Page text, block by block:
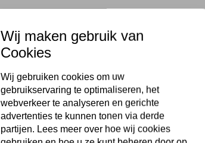
Wij maken gebruik van
Cookies
Wij gebruiken cookies om uw
gebruikservaring te optimaliseren, het
webverkeer te analyseren en gerichte
advertenties te kunnen tonen via derde
partijen. Lees meer over hoe wij cookies